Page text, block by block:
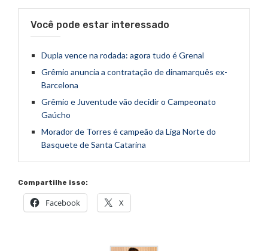
Você pode estar interessado
Dupla vence na rodada: agora tudo é Grenal
Grêmio anuncia a contratação de dinamarquês ex-
Barcelona
Grêmio e Juventude vão decidir o Campeonato
Gaúcho
Morador de Torres é campeão da Liga Norte do
Basquete de Santa Catarina
Compartilhe isso:
Facebook X